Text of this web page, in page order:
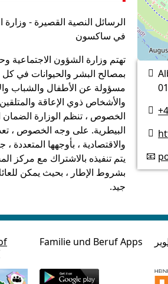
الرسائل النصية القصيرة -
في ساكسون
تهتم وزارة الشؤون الاجتماعية
بمصالح البشر والحيوانات في
مسؤولة عن الأطفال والشباب
والأشخاص ذوي الإعاقة
الخصوص ، تنظم الوزارة
البيطرية. على وجه الخصوص ،
والاقتصادية ، بأوجهها
يتم تنفيذه بالاشتراك مع مركز
بشروط الإطار ، بحيث يمكن
جيد.



📧
Familie und Beruf Apps